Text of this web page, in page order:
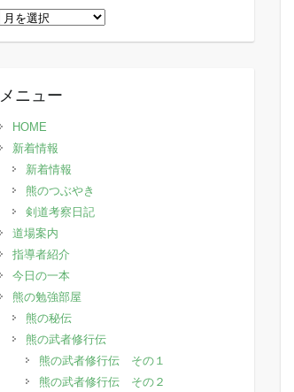
過
事
メニュー
HOME
新着情報
新着情報
熊のつぶやき
剣道考察日記
道場案内
指導者紹介
今日の一本
熊の勉強部屋
熊の秘伝
熊の武者修行伝
熊の武者修行伝 その１
熊の武者修行伝 その２